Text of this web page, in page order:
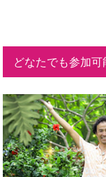
どなたでも参加